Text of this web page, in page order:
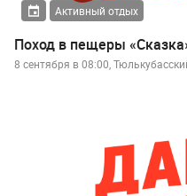
Активный отдых
Поход в пещеры
8 сентября в 08:00,